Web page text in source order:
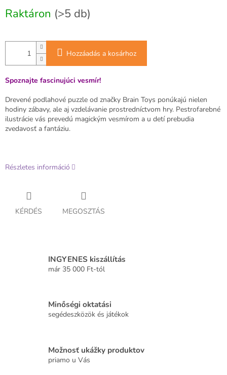
Raktáron (>5 db)
Hozzáadás a kosárhoz
Spoznajte fascinujúci vesmír!
Drevené podlahové puzzle od značky Brain Toys ponúkajú nielen
hodiny zábavy, ale aj vzdelávanie prostredníctvom hry. Pestrofarebné
ilustrácie vás prevedú magickým vesmírom a u detí prebudia
zvedavosť a fantáziu.
Részletes információ
KÉRDÉS MEGOSZTÁS
INGYENES kiszállítás
már 35 000 Ft-tól
Minőségi oktatási
segédeszközök és játékok
Možnosť ukážky produktov
priamo u Vás